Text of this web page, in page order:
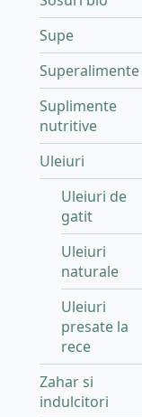
Supe
Superalimente
Suplimente
nutritive
Uleiuri
Uleiuri de
gatit
Uleiuri
naturale
Uleiuri
presate la
rece
Zahar si
indulcitori